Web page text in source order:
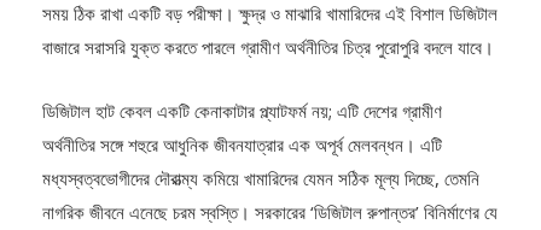
সময় ঠিক রাখা একটি বড় পরীক্ষা। ক্ষুদ্র ও মাঝারি খামারিদের এই বিশাল ডিজিটাল
বাজারে সরাসরি যুক্ত করতে পারলে গ্রামীণ অর্থনীতির চিত্র পুরোপুরি বদলে যাবে।
ডিজিটাল হাট কেবল একটি কেনাকাটার প্ল্যাটফর্ম নয়; এটি দেশের গ্রামীণ
অর্থনীতির সঙ্গে শহুরে আধুনিক জীবনযাত্রার এক অপূর্ব মেলবন্ধন। এটি
মধ্যস্বত্বভোগীদের দৌরাত্ম্য কমিয়ে খামারিদের যেমন সঠিক মূল্য দিচ্ছে, তেমনি
নাগরিক জীবনে এনেছে চরম স্বস্তি। সরকারের ‘ডিজিটাল রুপান্তর’ বিনির্মাণের যে